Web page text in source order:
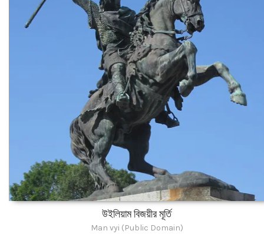
উইলিয়াম বিজয়ীর মূর্তি
Man vyi (Public Domain)